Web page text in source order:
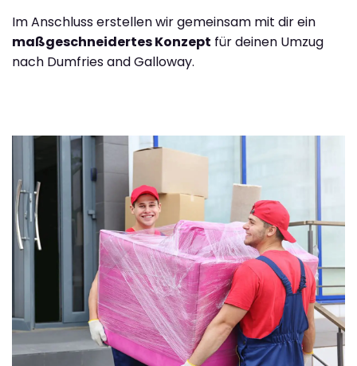
Im Anschluss erstellen wir gemeinsam mit dir ein
maßgeschneidertes Konzept für deinen Umzug
nach Dumfries and Galloway.